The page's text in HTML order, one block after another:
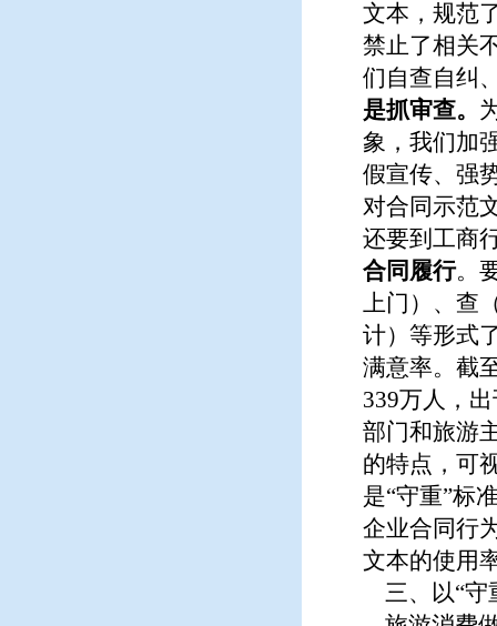
文本，规范
禁止了相关
们自查自纠
是抓审查。
象，我们加
假宣传、强
对合同示范
还要到工商
合同履行。
上门）、查
计）等形式
满意率。截
339万人，
部门和旅游
的特点，可
是“守重”标
企业合同行
文本的使用
三、以“守